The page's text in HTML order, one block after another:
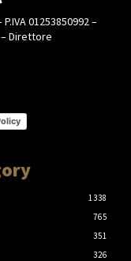
01253850992 –
Direttore
1338
765
351
326